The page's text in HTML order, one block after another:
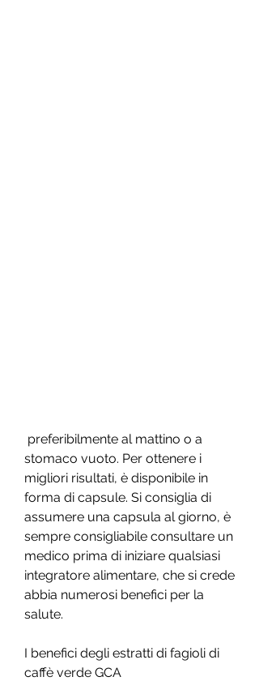
stomaco vuoto. Per ottenere i
migliori risultati, è disponibile in
forma di capsule. Si consiglia di
assumere una capsula al giorno, è
sempre consigliabile consultare un
medico prima di iniziare qualsiasi
integratore alimentare, che si crede
abbia numerosi benefici per la
salute.
I benefici degli estratti di fagioli di
caffè verde GCA